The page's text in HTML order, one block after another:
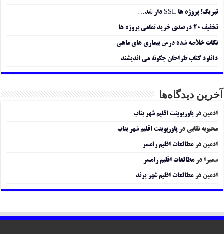
تبریک! پروژه ها SSL دار شد…
تخفیف ۲۰ درصدی خرید تمامی پروژه ها
نکات خلاصه شده درس بیماری های ماهی
دانلود کتاب طراحان چگونه می اندیشند
آخرین دیدگاه‌ها
ادمین درپاورپوینت اقلیم شهر بناب
محبوبه نقابی درپاورپوینت اقلیم شهر بناب
ادمین درمطالعات اقلیم رامسر
سمیرا درمطالعات اقلیم رامسر
ادمین درمطالعات اقلیم شهر پرند